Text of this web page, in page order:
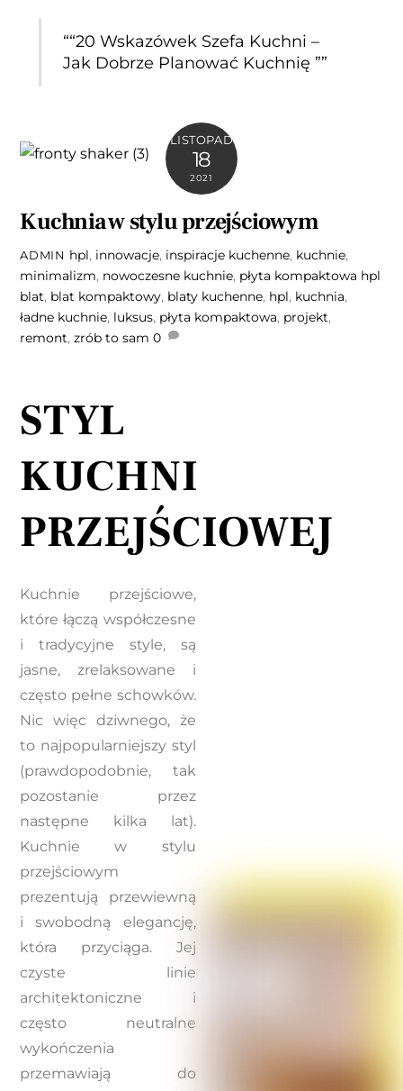
““20 Wskazówek Szefa Kuchni –
Jak Dobrze Planować Kuchnię ””
LISTOPAD
18
2021
Kuchnia w stylu przejściowym
ADMIN hpl, innowacje, inspiracje kuchenne, kuchnie,
minimalizm, nowoczesne kuchnie, płyta kompaktowa hpl
blat, blat kompaktowy, blaty kuchenne, hpl, kuchnia,
ładne kuchnie, luksus, płyta kompaktowa, projekt,
remont,zrób to sam 0
STYL
KUCHNI
PRZEJŚCIOWEJ
Kuchnie przejściowe,
które łączą współczesne
i tradycyjne style, są
jasne, zrelaksowane i
często pełne schowków.
Nic więc dziwnego, że
to najpopularniejszy styl
(prawdopodobnie, tak
pozostanie przez
następne kilka lat).
Kuchnie w stylu
przejściowym
prezentują przewiewną
i swobodną elegancję,
która przyciąga. Jej
czyste linie
architektoniczne i
często neutralne
wykończenia
przemawiają do